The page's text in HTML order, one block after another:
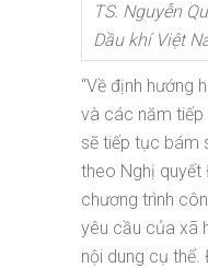
TS. Nguyễn
Dầu khí Việt
“Về định hướng
và các năm tiếp
sẽ tiếp tục bám
theo Nghị quyết
chương trình
yêu cầu của xã
nội dung cụ